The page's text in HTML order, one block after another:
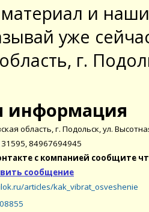
и
уже
г.
информация
облaсть, г. Подольск, ул.
84967694945
с компанией сообщите
сообщение
articles/kak_vibrat_osveshenie